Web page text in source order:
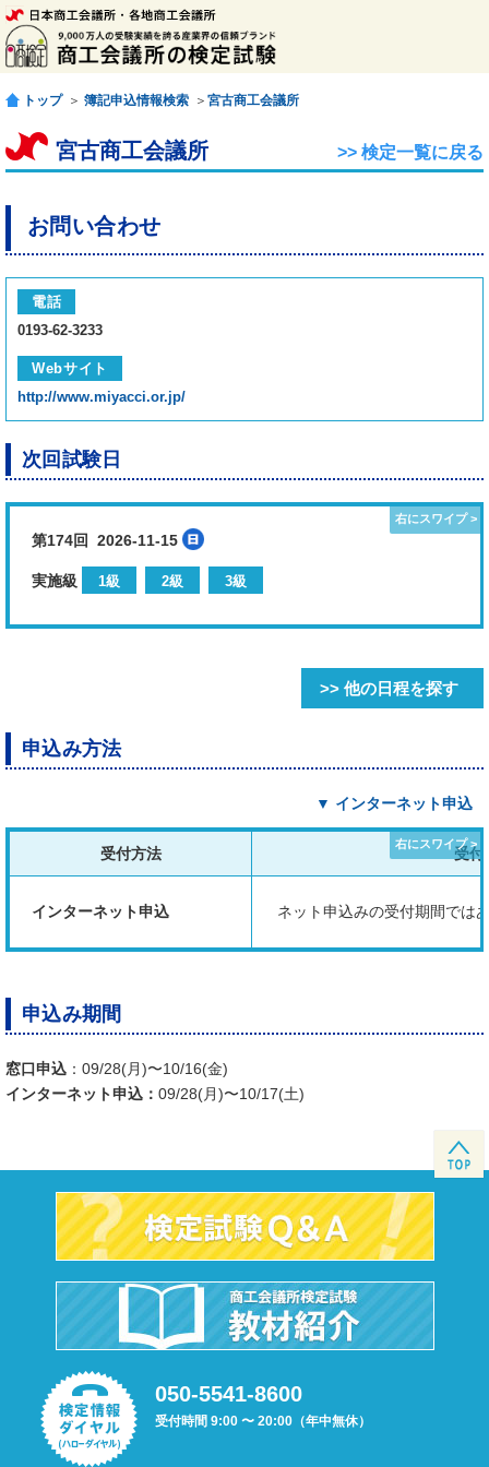
トップ ＞ 簿記申込情報検索 ＞ 宮古商工会議所
>> 検定一覧に戻る
宮古商工会議所
お問い合わせ
電話
0193-62-3233
Webサイト
http://www.miyacci.or.jp/
次回試験日
第174回 2026-11-15
実施級 1級 2級 3級
>> 他の日程を探す
申込み方法
▼ インターネット申込
受付方法 受付
インターネット申込 ネット申込みの受付期間では
申込み期間
窓口申込 ：09/28(月)〜10/16(金)
インターネット申込： 09/28(月)〜10/17(土)
050-5541-8600
受付時間 9:00 〜 20:00（年中無休）